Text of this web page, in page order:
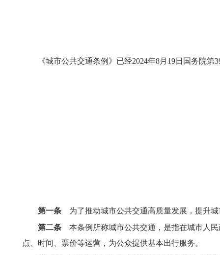
《城市公共交通条例》已经2024年8月19日国务院
第一条 为了推动城市公共交通高质量发展，提升
第二条 本条例所称城市公共交通，是指在城市人
点、时间、票价等运营，为公众提供基本出行服务。